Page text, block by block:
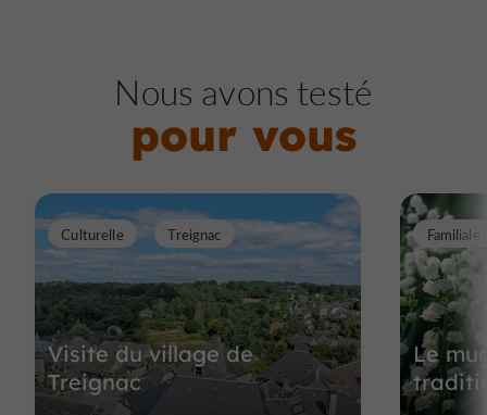
Nous avons testé
pour vous
Visite du village de
Treignac
Culturelle Treignac
Le
Familiale